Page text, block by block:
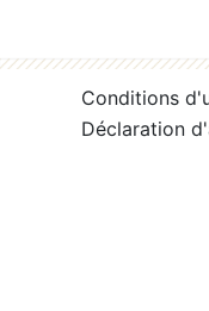
Conditions
Déclaration